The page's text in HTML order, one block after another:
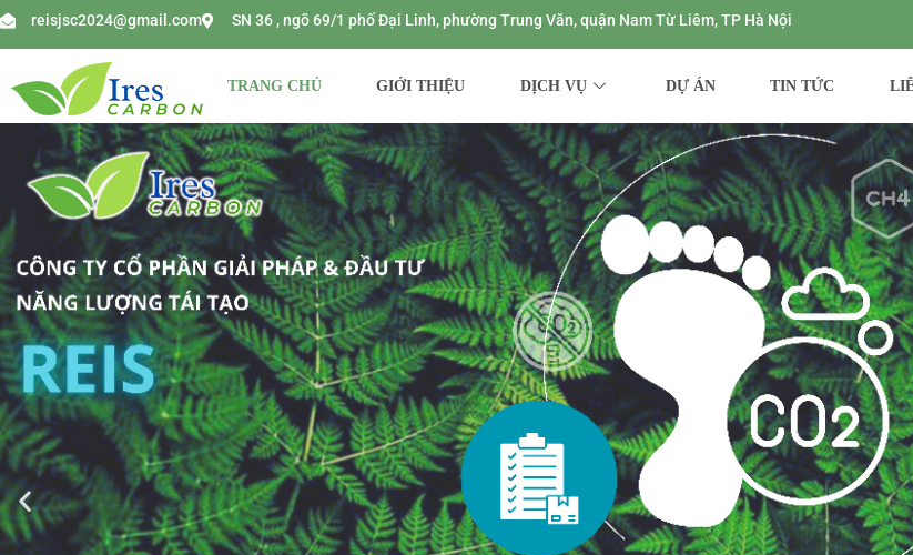
reisjsc2024@gmail.com SN 36 , ngõ 69/1 phố Đại Linh, phường Trung Văn, quận Nam Từ Liêm, TP Hà Nội
TRANG CHỦ GIỚI THIỆU DỊCH VỤ DỰ ÁN TIN TỨC